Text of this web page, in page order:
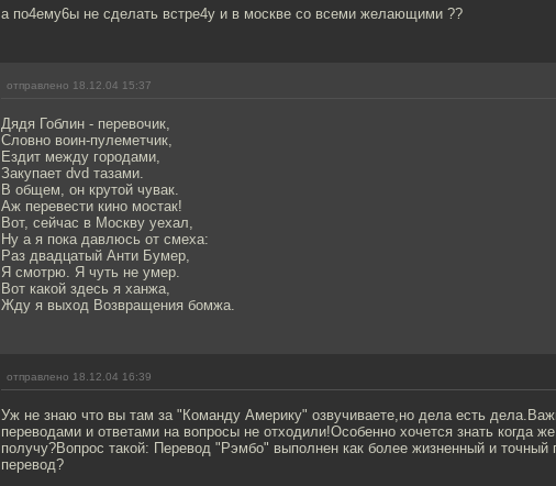
а по4ему6ы не сделать встре4у и в москве со всеми желающими ??
отправлено 18.12.04 15:37
Дядя Гоблин - перевочик,
Словно воин-пулеметчик,
Ездит между городами,
Закупает dvd тазами.
В общем, он крутой чувак.
Аж перевести кино мостак!
Вот, сейчас в Москву уехал,
Ну а я пока давлюсь от смеха:
Раз двадцатый Анти Бумер,
Я смотрю. Я чуть не умер.
Вот какой здесь я ханжа,
Жду я выход Возвращения бомжа.
отправлено 18.12.04 16:39
Уж не знаю что вы там за "Команду Америку" озвучиваете,но дела есть
переводами и ответами на вопросы не отходили!Особенно хочется знать когда
получу?Вопрос такой: Перевод "Рэмбо" выполнен как более жизненный и точный
перевод?